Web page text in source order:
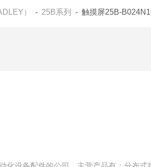
） - 25B系列 - 触摸屏25B-